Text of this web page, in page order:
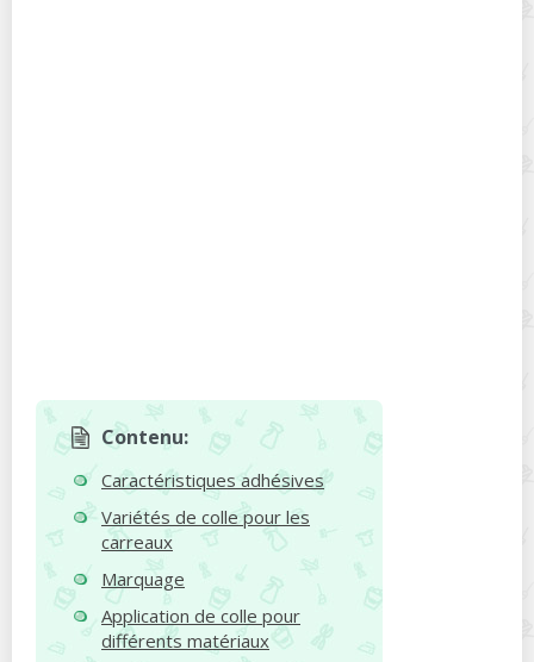
Contenu:
Caractéristiques adhésives
Variétés de colle pour les
carreaux
Marquage
Application de colle pour
différents matériaux